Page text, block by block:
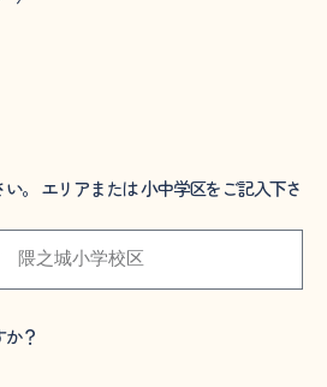
。 エリアまたは 小中学区をご記入下さ
？